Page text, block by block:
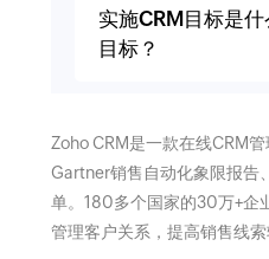
实施CRM目标是
目标？
Zoho CRM是一款在线CRM
Gartner销售自动化象限报告
单。180多个国家的30万+企
管理客户关系，提高销售线索